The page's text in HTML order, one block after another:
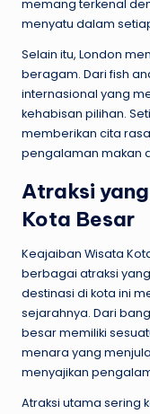
memang terkenal
menyatu dalam
Selain itu, London
beragam. Dari fish
internasional yang
kehabisan pilihan.
memberikan cita
pengalaman makan
Atraksi
Kota Besar
Keajaiban Wisata
berbagai atraksi
destinasi di kota ini
sejarahnya. Dari
besar memiliki
menara yang
menyajikan
Atraksi utama sering